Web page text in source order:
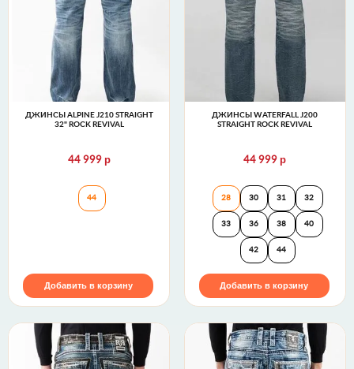
ДЖИНСЫ ALPINE J210 STRAIGHT
32" ROCK REVIVAL
44 999 р
Джинсы ALPINE J210 STRAIGHT 32" Rock Revival
44
Добавить в корзину
ДЖИНСЫ WATERFALL J200
STRAIGHT ROCK REVIVAL
44 999р
Джинсы
28 30 31 32
33 36 38 40
42 44
Добавить в корзину